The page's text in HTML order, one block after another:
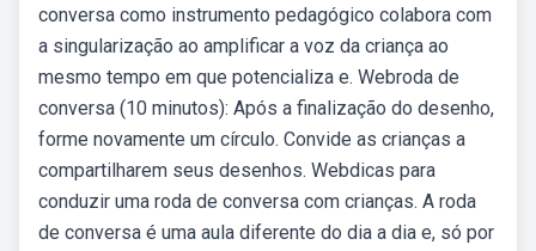
conversa como instrumento pedagógico colabora com
a singularização ao amplificar a voz da criança ao
mesmo tempo em que potencializa e. Webroda de
conversa (10 minutos): Após a finalização do desenho,
forme novamente um círculo. Convide as crianças a
compartilharem seus desenhos. Webdicas para
conduzir uma roda de conversa com crianças. A roda
de conversa é uma aula diferente do dia a dia e, só por